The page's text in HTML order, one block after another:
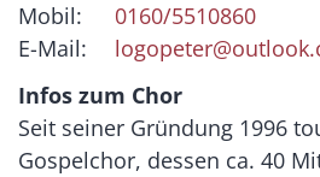
Mobil:
0160/5510860
E-Mail:
Infos zum Chor
Seit seiner Gründung 1996
Gospelchor, dessen ca. 40